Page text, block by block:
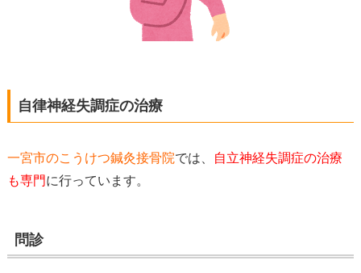
自律神経失調症の治療
一宮市のこうけつ鍼灸接骨院では、
自立神経失調症の治療
も専門に行っています。
問診